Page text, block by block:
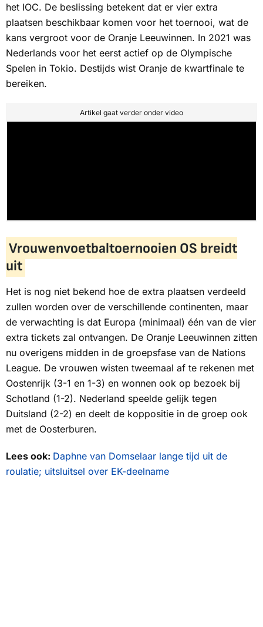
het IOC. De beslissing betekent dat er vier extra
plaatsen beschikbaar komen voor het toernooi, wat de
kans vergroot voor de Oranje Leeuwinnen. In 2021 was
Nederlands voor het eerst actief op de Olympische
Spelen in Tokio. Destijds wist Oranje de kwartfinale te
bereiken.
Artikel gaat verder onder video
Vrouwenvoetbaltoernooien OS breidt
uit
Het is nog niet bekend hoe de extra plaatsen verdeeld
zullen worden over de verschillende continenten, maar
de verwachting is dat Europa (minimaal) één van de vier
extra tickets zal ontvangen. De Oranje Leeuwinnen zitten
nu overigens midden in de groepsfase van de Nations
League. De vrouwen wisten tweemaal af te rekenen met
Oostenrijk (3-1 en 1-3) en wonnen ook op bezoek bij
Schotland (1-2). Nederland speelde gelijk tegen
Duitsland (2-2) en deelt de koppositie in de groep ook
met de Oosterburen.
Lees ook: Daphne van Domselaar lange tijd uit de
roulatie; uitsluitsel over EK-deelname